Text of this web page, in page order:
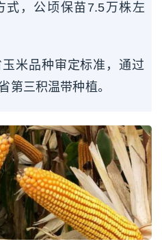
式，公顷保苗7.5万株左
米品种审定标准，通过
第三积温带种植。